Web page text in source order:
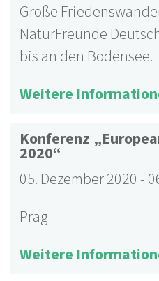
Große
NaturFreunde
bis an den Bodensee.
Weitere
Konferenz
2020“
05. Dezember 2020 -
Prag
Weitere